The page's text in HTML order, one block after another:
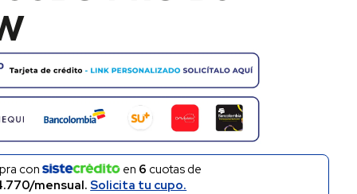
con en 6 cuotas de
mensual.Solicita tu cupo.